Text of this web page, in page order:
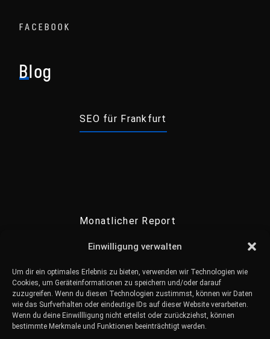
Einwilligung verwalten
Um dir ein optimales Erlebnis zu bieten, verwenden wir Technologien wie
Cookies, um Geräteinformationen zu speichern und/oder darauf
zuzugreifen. Wenn du diesen Technologien zustimmst, können wir Daten
wie das Surfverhalten oder eindeutige IDs auf dieser Website verarbeiten.
Wenn du deine Einwillligung nicht erteilst oder zurückziehst, können
bestimmte Merkmale und Funktionen beeinträchtigt werden.
FACEBOOK
Blog
SEO für Frankfurt
Monatlicher Report
Keyword Analyse